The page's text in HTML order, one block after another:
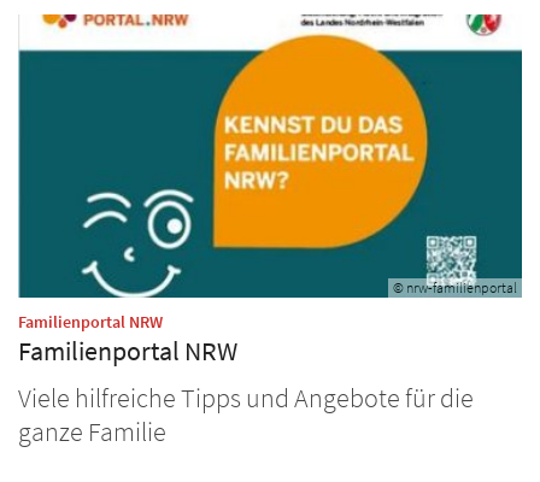
© nrw-familienportal
Familienportal NRW:
Familienportal NRW
Viele hilfreiche Tipps und Angebote für die
ganze Familie